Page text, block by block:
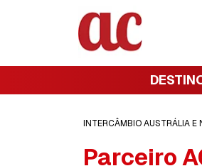
INTERCÂMBIO AUSTRÁLIA E
Parceiro